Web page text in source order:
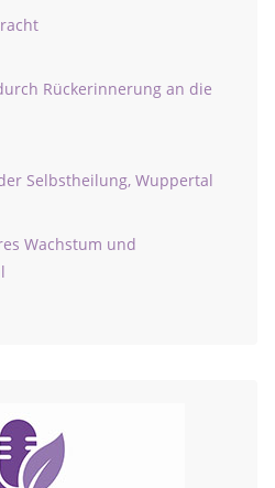
Rückerinnerung an die
Selbstheilung, Wuppertal
Wachstum und